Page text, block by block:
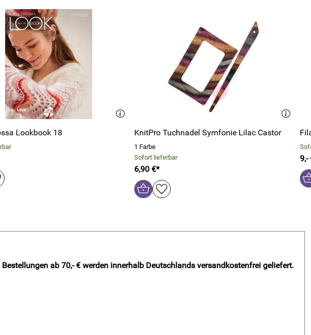
Lookbook 18 KnitPro Tuchnadel Symfonie Lilac Castor
1 Farbe
Sofort lieferbar
6,90 €*
9,-
Bestellungen ab 70,- € werden innerhalb Deutschlands versandkostenfrei geliefert.